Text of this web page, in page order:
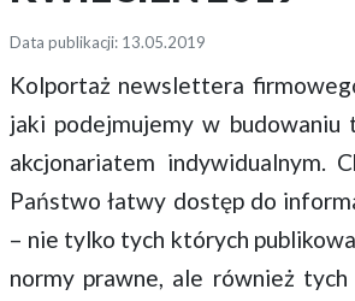
Data publikacji: 13.05.2019
Kolportaż newslettera
jaki podejmujemy w budowaniu
akcjonariatem indywidualnym.
Państwo łatwy dostęp do
– nie tylko tych których
normy prawne, ale również